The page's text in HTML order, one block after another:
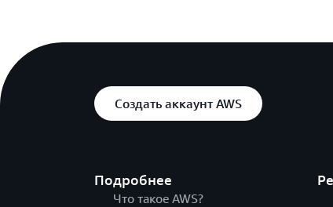
Создать аккаунт AWS
Подробнее
Что такое AWS?